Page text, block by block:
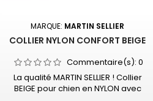
MARQUE: MARTIN SELLIER
COLLIER NYLON CONFORT BEIGE
Commentaire(s): 0
La qualité MARTIN SELLIER ! Collier
BEIGE pour chien en NYLON avec